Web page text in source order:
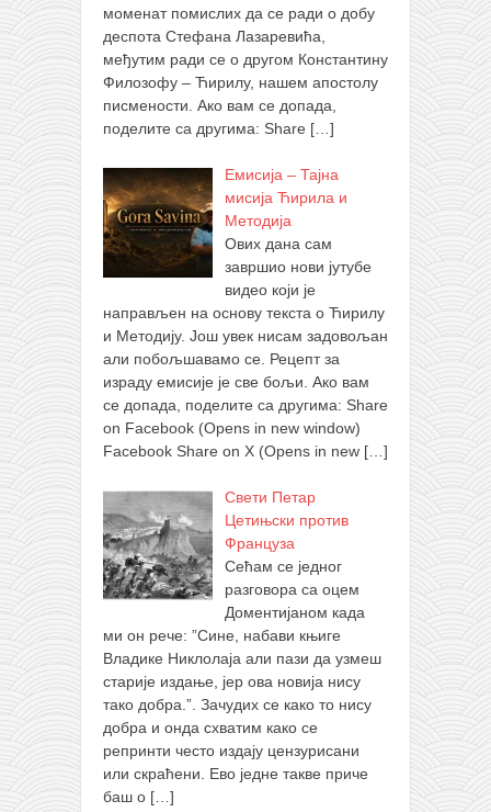
моменат помислих да се ради о добу
деспота Стефана Лазаревића,
међутим ради се о другом Константину
Филозофу – Ћирилу, нашем апостолу
писмености. Ако вам се допада,
поделите са другима: Share […]
Емисија – Тајна
мисија Ћирила и
Методија
Ових дана сам
завршио нови јутубе
видео који је
направљен на основу текста о Ћирилу
и Методију. Још увек нисам задовољан
али побољшавамо се. Рецепт за
израду емисије је све бољи. Ако вам
се допада, поделите са другима: Share
on Facebook (Opens in new window)
Facebook Share on X (Opens in new […]
Свети Петар
Цетињски против
Француза
Сећам се једног
разговора са оцем
Доментијаном када
ми он рече: ”Сине, набави књиге
Владике Никлолаја али пази да узмеш
старије издање, јер ова новија нису
тако добра.”. Зачудих се како то нису
добра и онда схватим како се
репринти често издају цензурисани
или скраћени. Ево једне такве приче
баш о […]